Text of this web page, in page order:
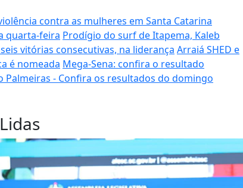
contra as mulheres em Santa Catarina
quarta-feira Prodígio do surf de Itapema, Kaleb
vitórias consecutivas, na liderança Arraiá SHED e
é nomeada Mega-Sena: confira o resultado
- Confira os resultados do domingo
Lidas